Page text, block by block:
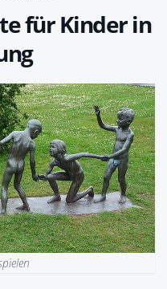
für Kinder in